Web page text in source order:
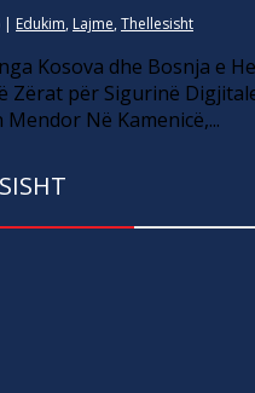
| Edukim, Lajme, Thellesisht
Kosova dhe Bosnja e
Zërat për Sigurinë
Mendor Në Kamenicë,...